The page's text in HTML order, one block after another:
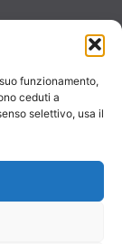
funzionamento,
ceduti a
selettivo, usa il